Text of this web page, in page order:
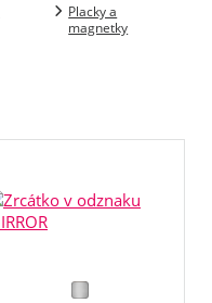
Placky a
magnetky